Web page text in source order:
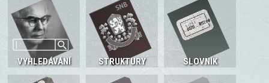
VYHLEDÁVÁNÍ STRUKTURY SLOVNÍK